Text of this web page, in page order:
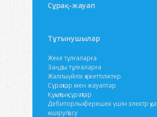
Сұрақ-жауап
Тұтынушылар
Жеке тұлғаларға
Заңды тұлғаларға
Жалпыүйлік қажеттіліктер
Сұрақтар мен жауаптар
Құқықтық сұрақтар
Дебиторлық берешек үшін электр
өшіру/қосу